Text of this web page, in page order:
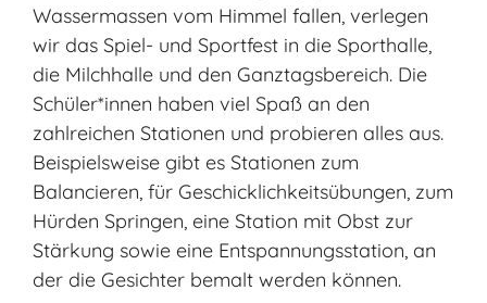
Wassermassen vom Himmel fallen, verlegen
wir das Spiel- und Sportfest in die Sporthalle,
die Milchhalle und den Ganztagsbereich. Die
Schüler*innen haben viel Spaß an den
zahlreichen Stationen und probieren alles aus.
Beispielsweise gibt es Stationen zum
Balancieren, für Geschicklichkeitsübungen, zum
Hürden Springen, eine Station mit Obst zur
Stärkung sowie eine Entspannungsstation, an
der die Gesichter bemalt werden können.